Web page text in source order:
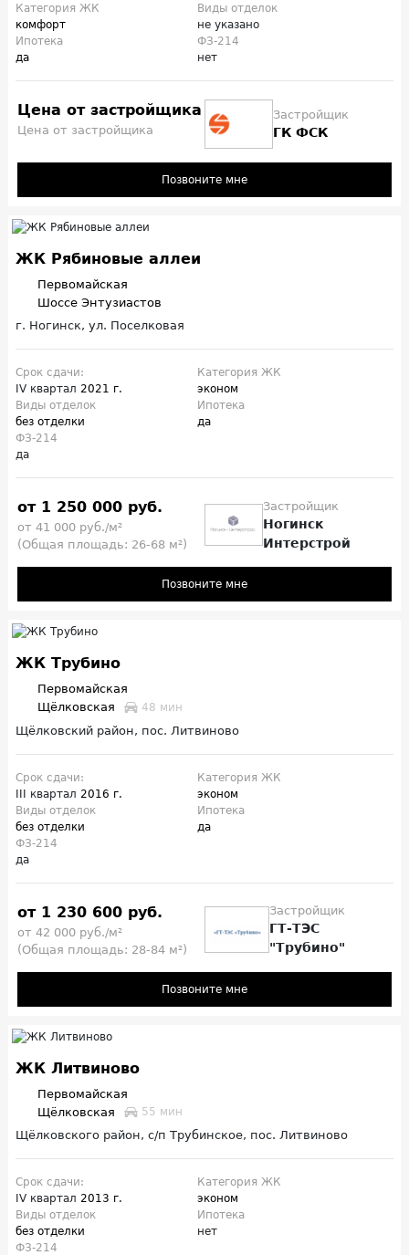
Категория ЖК
комфорт
Виды отделок
не указано
Ипотека
да
ФЗ-214
нет
Цена от застройщика
Цена от застройщика
Застройщик
ГК ФСК
Позвоните мне
ЖК Рябиновые аллеи
Первомайская
Шоссе Энтузиастов
г. Ногинск, ул. Поселковая
Срок сдачи:
IV квартал 2021 г.
Категория ЖК
эконом
Виды отделок
без отделки
Ипотека
да
ФЗ-214
да
от 1 250 000 руб.
от 41 000 руб./м²
(Общая площадь: 26-68 м²)
Застройщик
Ногинск
Интерстрой
Позвоните мне
ЖК Трубино
Первомайская
Щёлковская
48 мин
Щёлковский район, пос. Литвиново
Срок сдачи:
III квартал 2016 г.
Категория ЖК
эконом
Виды отделок
без отделки
Ипотека
да
ФЗ-214
да
от 1 230 600 руб.
от 42 000 руб./м²
(Общая площадь: 28-84 м²)
Застройщик
ГТ-ТЭС
"Трубино"
Позвоните мне
ЖК Литвиново
Первомайская
Щёлковская
55 мин
Щёлковского район, с/п Трубинское, пос. Литвиново
Срок сдачи:
IV квартал 2013 г.
Категория ЖК
эконом
Виды отделок
без отделки
Ипотека
нет
ФЗ-214